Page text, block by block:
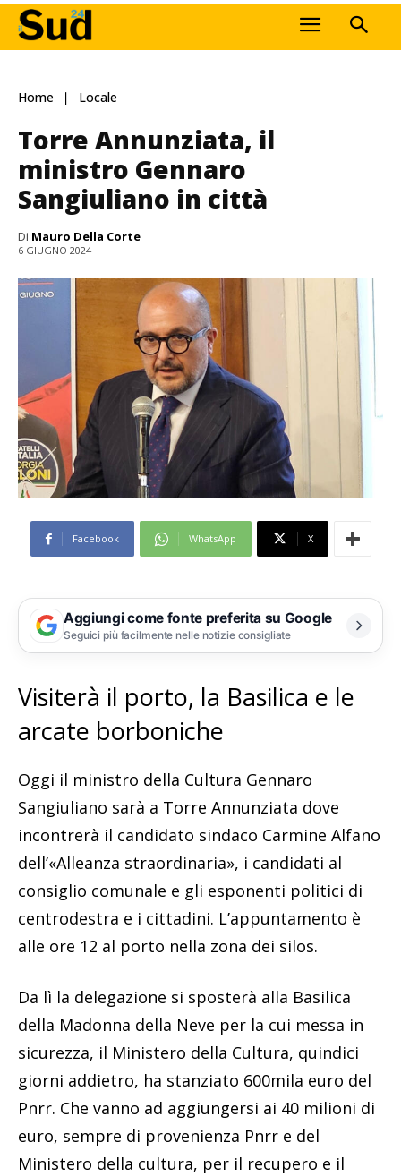
Home Locale
Torre Annunziata, il
ministro Gennaro
Sangiuliano in città
Di Mauro Della Corte
6 GIUGNO 2024
Facebook WhatsApp X
Aggiungi come fonte preferita su Google
Seguici più facilmente nelle notizie consigliate
Visiterà il porto, la Basilica e le
arcate borboniche
Oggi il ministro della Cultura Gennaro
Sangiuliano sarà a Torre Annunziata dove
incontrerà il candidato sindaco Carmine Alfano
dell’«Alleanza straordinaria», i candidati al
consiglio comunale e gli esponenti politici di
centrodestra e i cittadini. L’appuntamento è
alle ore 12 al porto nella zona dei silos.
Da lì la delegazione si sposterà alla Basilica
della Madonna della Neve per la cui messa in
sicurezza, il Ministero della Cultura, quindici
giorni addietro, ha stanziato 600mila euro del
Pnrr. Che vanno ad aggiungersi ai 40 milioni di
euro, sempre di provenienza Pnrr e del
Ministero della cultura, per il recupero e il